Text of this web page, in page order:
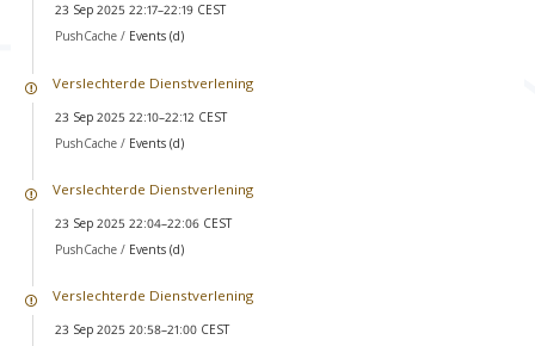
23 Sep 2025 22:17–22:19 CEST
PushCache / Events (d)
Verslechterde Dienstverlening
23 Sep 2025 22:10–22:12 CEST
PushCache / Events (d)
Verslechterde Dienstverlening
23 Sep 2025 22:04–22:06 CEST
PushCache / Events (d)
Verslechterde Dienstverlening
23 Sep 2025 20:58–21:00 CEST